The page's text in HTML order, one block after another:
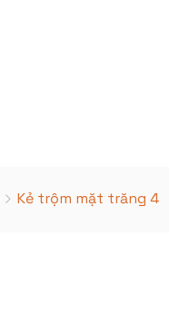
Kẻ trộm mặt trăng 4